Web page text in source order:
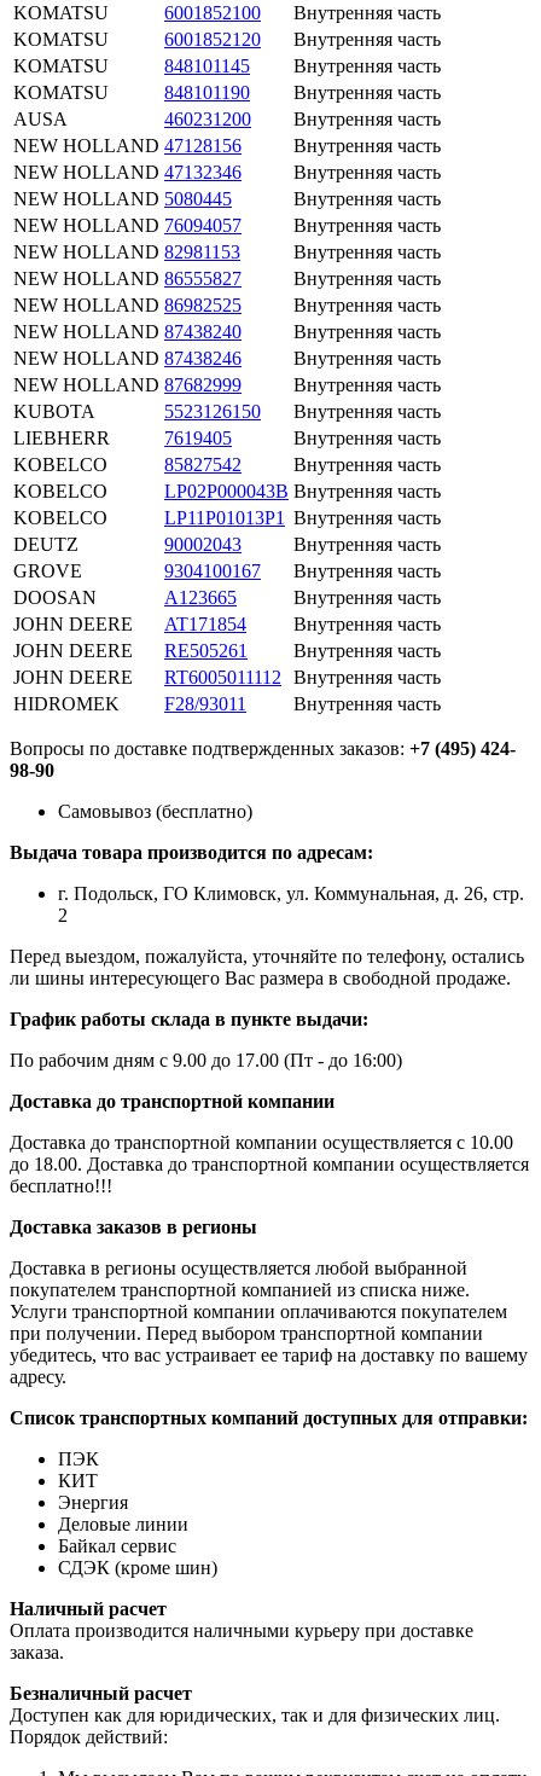
KOMATSU
6001852100
Внутренняя часть
KOMATSU
6001852120
Внутренняя часть
KOMATSU
848101145
Внутренняя часть
KOMATSU
848101190
Внутренняя часть
AUSA
460231200
Внутренняя часть
NEW HOLLAND 47128156
Внутренняя часть
NEW HOLLAND 47132346
Внутренняя часть
NEW HOLLAND 5080445
Внутренняя часть
NEW HOLLAND 76094057
Внутренняя часть
NEW HOLLAND 82981153
Внутренняя часть
NEW HOLLAND 86555827
Внутренняя часть
NEW HOLLAND 86982525
Внутренняя часть
NEW HOLLAND 87438240
Внутренняя часть
NEW HOLLAND 87438246
Внутренняя часть
NEW HOLLAND 87682999
Внутренняя часть
KUBOTA
5523126150
Внутренняя часть
LIEBHERR
7619405
Внутренняя часть
KOBELCO
85827542
Внутренняя часть
KOBELCO
LP02P000043B Внутренняя часть
KOBELCO
LP11P01013P1 Внутренняя часть
DEUTZ
90002043
Внутренняя часть
GROVE
9304100167
Внутренняя часть
DOOSAN
A123665
Внутренняя часть
JOHN DEERE
AT171854
Внутренняя часть
JOHN DEERE
RE505261
Внутренняя часть
JOHN DEERE
RT6005011112
Внутренняя часть
HIDROMEK
F28/93011 Внутренняя часть
Вопросы по доставке подтвержденных заказов: +7 (495) 424-
98-90
Самовывоз (бесплатно)
Выдача товара производится по адресам:
г. Подольск, ГО Климовск, ул. Коммунальная, д. 26, стр.
2
Перед выездом, пожалуйста, уточняйте по телефону, остались
ли шины интересующего Вас размера в свободной продаже.
График работы склада в пункте выдачи:
По рабочим дням с 9.00 до 17.00 (Пт - до 16:00)
Доставка до транспортной компании
Доставка до транспортной компании осуществляется с 10.00
до 18.00. Доставка до транспортной компании осуществляется
бесплатно!!!
Доставка заказов в регионы
Доставка в регионы осуществляется любой выбранной
покупателем транспортной компанией из списка ниже.
Услуги транспортной компании оплачиваются покупателем
при получении. Перед выбором транспортной компании
убедитесь, что вас устраивает ее тариф на доставку по вашему
адресу.
Список транспортных компаний доступных для отправки:
ПЭК
КИТ
Энергия
Деловые линии
Байкал сервис
СДЭК (кроме шин)
Наличный расчет
Оплата производится наличными курьеру при доставке
заказа.
Безналичный расчет
Доступен как для юридических, так и для физических лиц.
Порядок действий: